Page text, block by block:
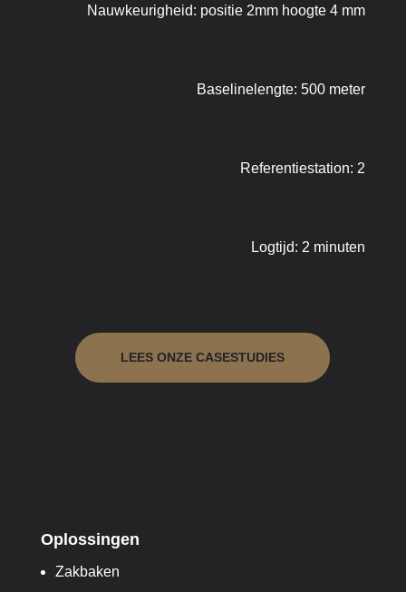
Nauwkeurigheid: positie 2mm hoogte 4 mm
Baselinelengte: 500 meter
Referentiestation: 2
Logtijd: 2 minuten
LEES ONZE CASESTUDIES
Oplossingen
Zakbaken